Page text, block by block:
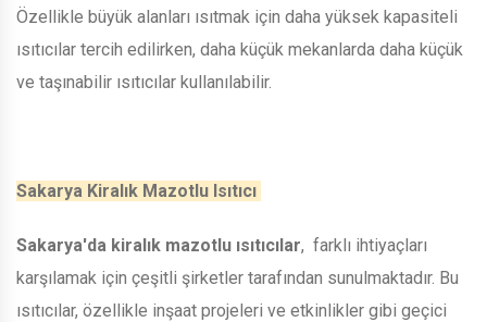
Özellikle büyük alanları ısıtmak için daha yüksek kapasiteli
ısıtıcılar tercih edilirken, daha küçük mekanlarda daha küçük
ve taşınabilir ısıtıcılar kullanılabilir.
Sakarya Kiralık Mazotlu Isıtıcı
Sakarya'da kiralık mazotlu ısıtıcılar, farklı ihtiyaçları
karşılamak için çeşitli şirketler tarafından sunulmaktadır. Bu
ısıtıcılar, özellikle inşaat projeleri ve etkinlikler gibi geçici